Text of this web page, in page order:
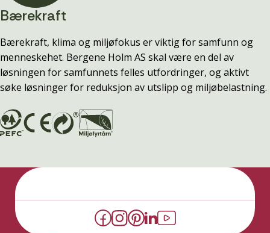
Bærekraft
Bærekraft, klima og miljøfokus er viktig for samfunn og
menneskehet. Bergene Holm AS skal være en del av
løsningen for samfunnets felles utfordringer, og aktivt
søke løsninger for reduksjon av utslipp og miljøbelastning.